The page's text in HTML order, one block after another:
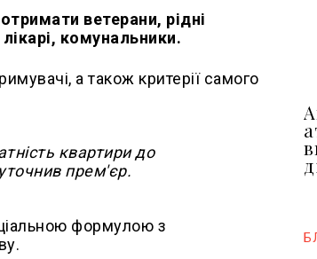
ветерани, рідні
комунальники.
а також критерії самого
квартири до
прем'єр.
формулою з